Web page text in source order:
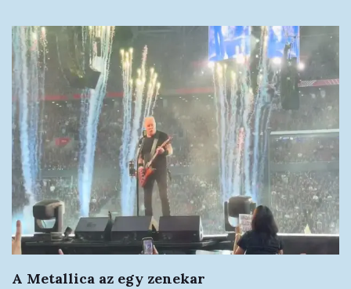
A Metallica az egy zenekar